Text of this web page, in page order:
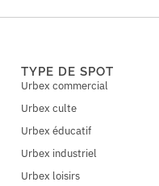
TYPE DE SPOT
Urbex commercial
Urbex culte
Urbex éducatif
Urbex industriel
Urbex loisirs